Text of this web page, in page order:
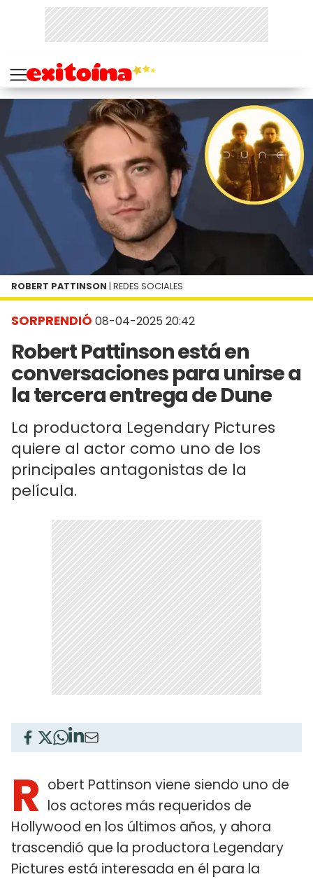
SORPRENDIÓ 08-04-2025 20:42
Robert Pattinson está en
conversaciones para unirse a
la tercera entrega de Dune
La productora Legendary Pictures
quiere al actor como uno de los
principales antagonistas de la
película.
ROBERT PATTINSON | REDES SOCIALES
R obert Pattinson viene siendo uno de
los actores más requeridos de
Hollywood en los últimos años, y ahora
trascendió que la productora Legendary
Pictures está interesada en él para la